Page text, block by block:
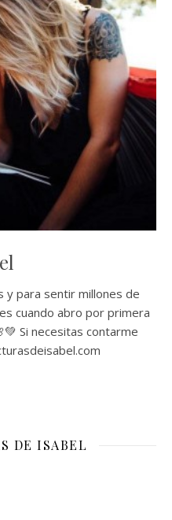
y para sentir millones de
cuando abro por primera
Si necesitas contarme
DE ISABEL